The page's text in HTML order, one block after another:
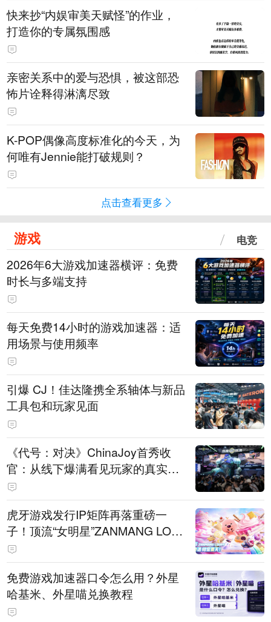
快来抄“内娱审美天赋怪”的作业，
打造你的专属氛围感
亲密关系中的爱与恐惧，被这部恐
怖片诠释得淋漓尽致
K-POP偶像高度标准化的今天，为
何唯有Jennie能打破规则？
点击查看更多
游戏 电竞
2026年6大游戏加速器横评：免费
时长与多端支持
每天免费14小时的游戏加速器：适
用场景与使用频率
引爆 CJ！佳达隆携全系轴体与新品
工具包和玩家见面
《代号：对决》ChinaJoy首秀收
官：从线下爆满看见玩家的真实期
待
虎牙游戏发行IP矩阵再落重磅一
子！顶流“女明星”ZANMANG LOO
PY 正版3D消除手游《消消奇遇》
惊喜曝光
免费游戏加速器口令怎么用？外星
哈基米、外星喵兑换教程